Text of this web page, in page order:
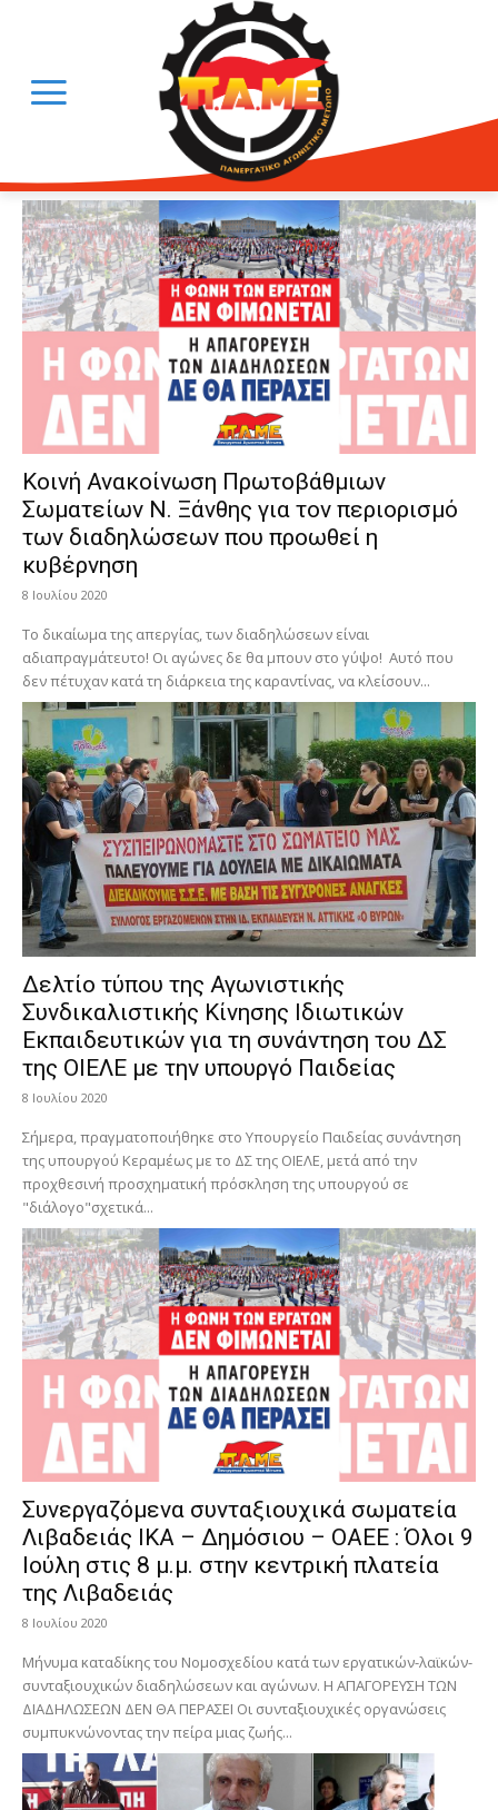
Κοινή Ανακοίνωση Πρωτοβάθμιων
Σωματείων Ν. Ξάνθης για τον περιορισμό
των διαδηλώσεων που προωθεί η
κυβέρνηση
8 Ιουλίου 2020
Το δικαίωμα της απεργίας, των διαδηλώσεων είναι
αδιαπραγμάτευτο! Οι αγώνες δε θα μπουν στο γύψο! Αυτό που
δεν πέτυχαν κατά τη διάρκεια της καραντίνας, να κλείσουν...
Δελτίο τύπου της Αγωνιστικής
Συνδικαλιστικής Κίνησης Ιδιωτικών
Εκπαιδευτικών για τη συνάντηση του ΔΣ
της ΟΙΕΛΕ με την υπουργό Παιδείας
8 Ιουλίου 2020
Σήμερα, πραγματοποιήθηκε στο Υπουργείο Παιδείας συνάντηση
της υπουργού Κεραμέως με το ΔΣ της ΟΙΕΛΕ, μετά από την
προχθεσινή προσχηματική πρόσκληση της υπουργού σε
"διάλογο"σχετικά...
Συνεργαζόμενα συνταξιουχικά σωματεία
Λιβαδειάς ΙΚΑ – Δημόσιου – ΟΑΕΕ : Όλοι 9
Ιούλη στις 8 μ.μ. στην κεντρική πλατεία
της Λιβαδειάς
8 Ιουλίου 2020
Μήνυμα καταδίκης του Νομοσχεδίου κατά των εργατικών-λαϊκών-
συνταξιουχικών διαδηλώσεων και αγώνων. Η ΑΠΑΓΟΡΕΥΣΗ ΤΩΝ
ΔΙΑΔΗΛΩΣΕΩΝ ΔΕΝ ΘΑ ΠΕΡΑΣΕΙ Οι συνταξιουχικές οργανώσεις
συμπυκνώνοντας την πείρα μιας ζωής...